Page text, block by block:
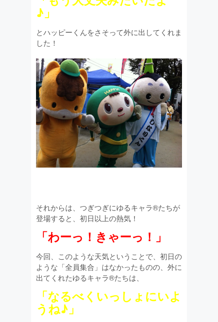
♪」
とハッピーくんをさそって外に出してくれま
した！
それからは、つぎつぎにゆるキャラ®たちが
登場すると、初日以上の熱気！
「わーっ！きゃーっ！」
今回、このような天気ということで、初日の
ような「全員集合」はなかったものの、外に
出てくれたゆるキャラ®たちは、
「なるべくいっしょにいよ
うね♪」